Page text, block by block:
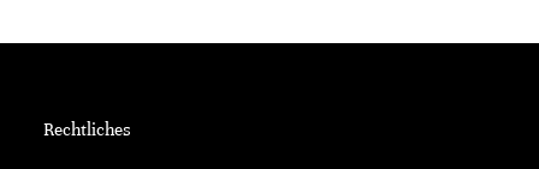
Rechtliches